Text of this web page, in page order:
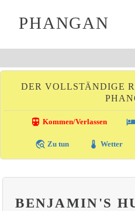
PHANGAN
DER VOLLSTÄNDIGE
directions_transit Kommen/Verlassen
travel_explore Zu tun thermostat Wetter
BENJAMIN'S